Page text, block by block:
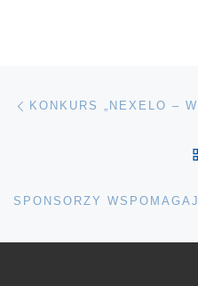
Nawigacja